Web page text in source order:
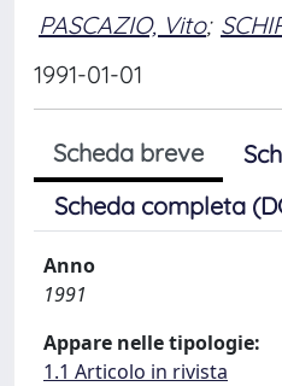
PASCAZIO, Vito;
1991-01-01
Scheda breve
Scheda completa
Anno
1991
Appare nelle tipologie:
1.1 Articolo in rivista